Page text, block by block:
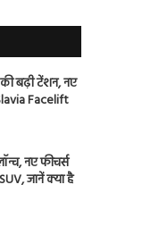
बढ़ी टेंशन, नए
Facelift
नए फीचर्स
जानें क्या है